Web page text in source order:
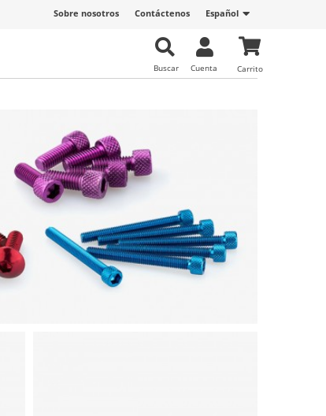
Español
Contáctenos
Sobre nosotros
Carrito
Cuenta
Buscar